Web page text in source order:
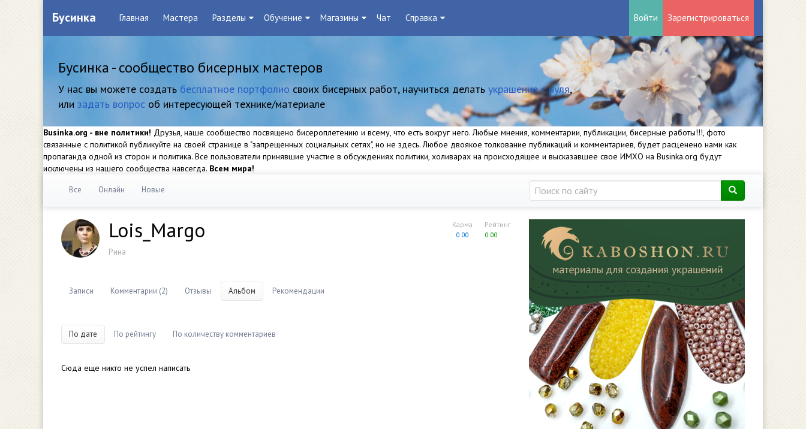
Бусинка Главная Мастера Разделы Обучение Магазины Чат Справка Войти Зарегистрироваться
Бусинка - сообщество бисерных мастеров
У нас вы можете создать бесплатное портфолио своих бисерных работ, научиться делать украшение с нуля,
или задать вопрос об интересующей технике/материале
Businka.org - вне политики! Друзья, наше сообщество посвящено бисероплетению и всему, что есть вокруг него. Любые мнения, комментарии, публикации, бисерные работы!!!, фото
связанные с политикой публикуйте на своей странице в "запрещенных социальных сетях", но не здесь. Любое двоякое толкование публикаций и комментариев, будет расценено нами как
пропаганда одной из сторон и политика. Все пользователи принявшие участие в обсуждениях политики, холиварах на происходящее и высказавшее свое ИМХО на Businka.org будут
исключены из нашего сообщества навсегда. Всем мира!
Все Онлайн Новые
Рейтинг
0.00
Карма
0.00
Lois_Margo
Рина
Записи Комментарии (2) Отзывы Альбом Рекомендации
По дате По рейтингу По количеству комментариев
Сюда еще никто не успел написать